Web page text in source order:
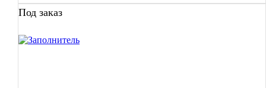
Под заказ